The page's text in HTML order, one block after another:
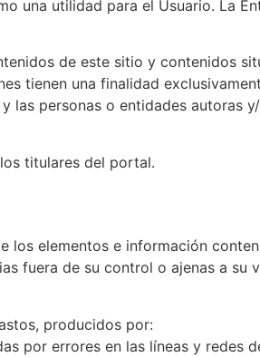
una utilidad para el Usuario. La
de este sitio y contenidos
tienen una finalidad
las personas o entidades autoras
titulares del portal.
los elementos e información
fuera de su control o ajenas a su
producidos por:
por errores en las líneas y redes